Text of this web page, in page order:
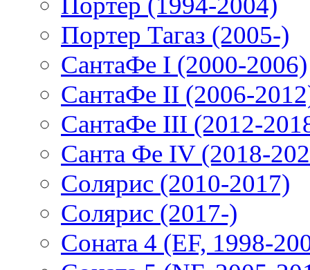
Портер Тагаз (2005-)
СантаФе I (2000-2006)
СантаФе II (2006-
СантаФе III (2012-
Санта Фе IV (2018-
Солярис (2010-2017)
Солярис (2017-)
Соната 4 (EF, 1998-